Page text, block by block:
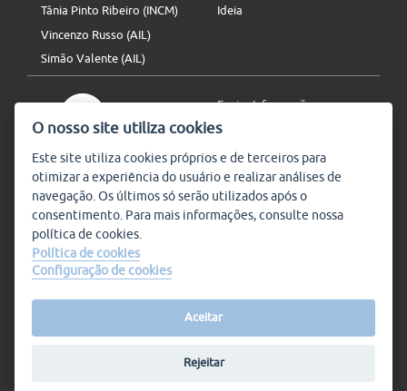
Tânia Pinto Ribeiro (INCM)
Vincenzo Russo (AIL)
Simão Valente (AIL)
Ideia
Subscrever
Enviar Informação
Aviso Legal
Mapa do site
SIGA-NOS
Condições de Utilização
encargos,
O nosso site utiliza cookies
Este site utilizacookies próprios e de terceiros para
otimizar a experiência do usuário e realizar análises de
navegação. Os últimos só serão utilizados após o
consentimento. Para mais informações, consulte nossa
política decookies
Política de cookies
Configuração de cookies
Aceitar
Rejeitar